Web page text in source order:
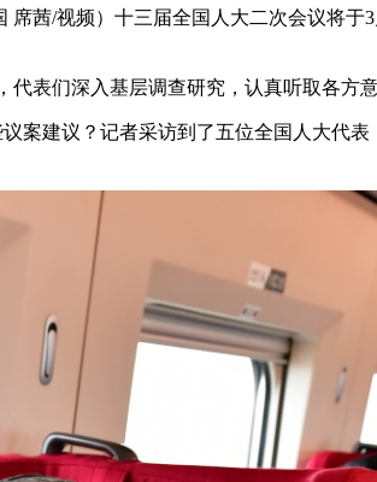
/视频）十三届全国人大二次会议将于
们深入基层调查研究，认真听取各方
建议？记者采访到了五位全国人大代表